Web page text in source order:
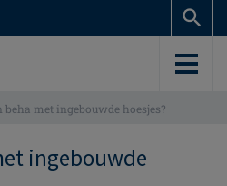
beha met ingebouwde hoesjes?
ingebouwde